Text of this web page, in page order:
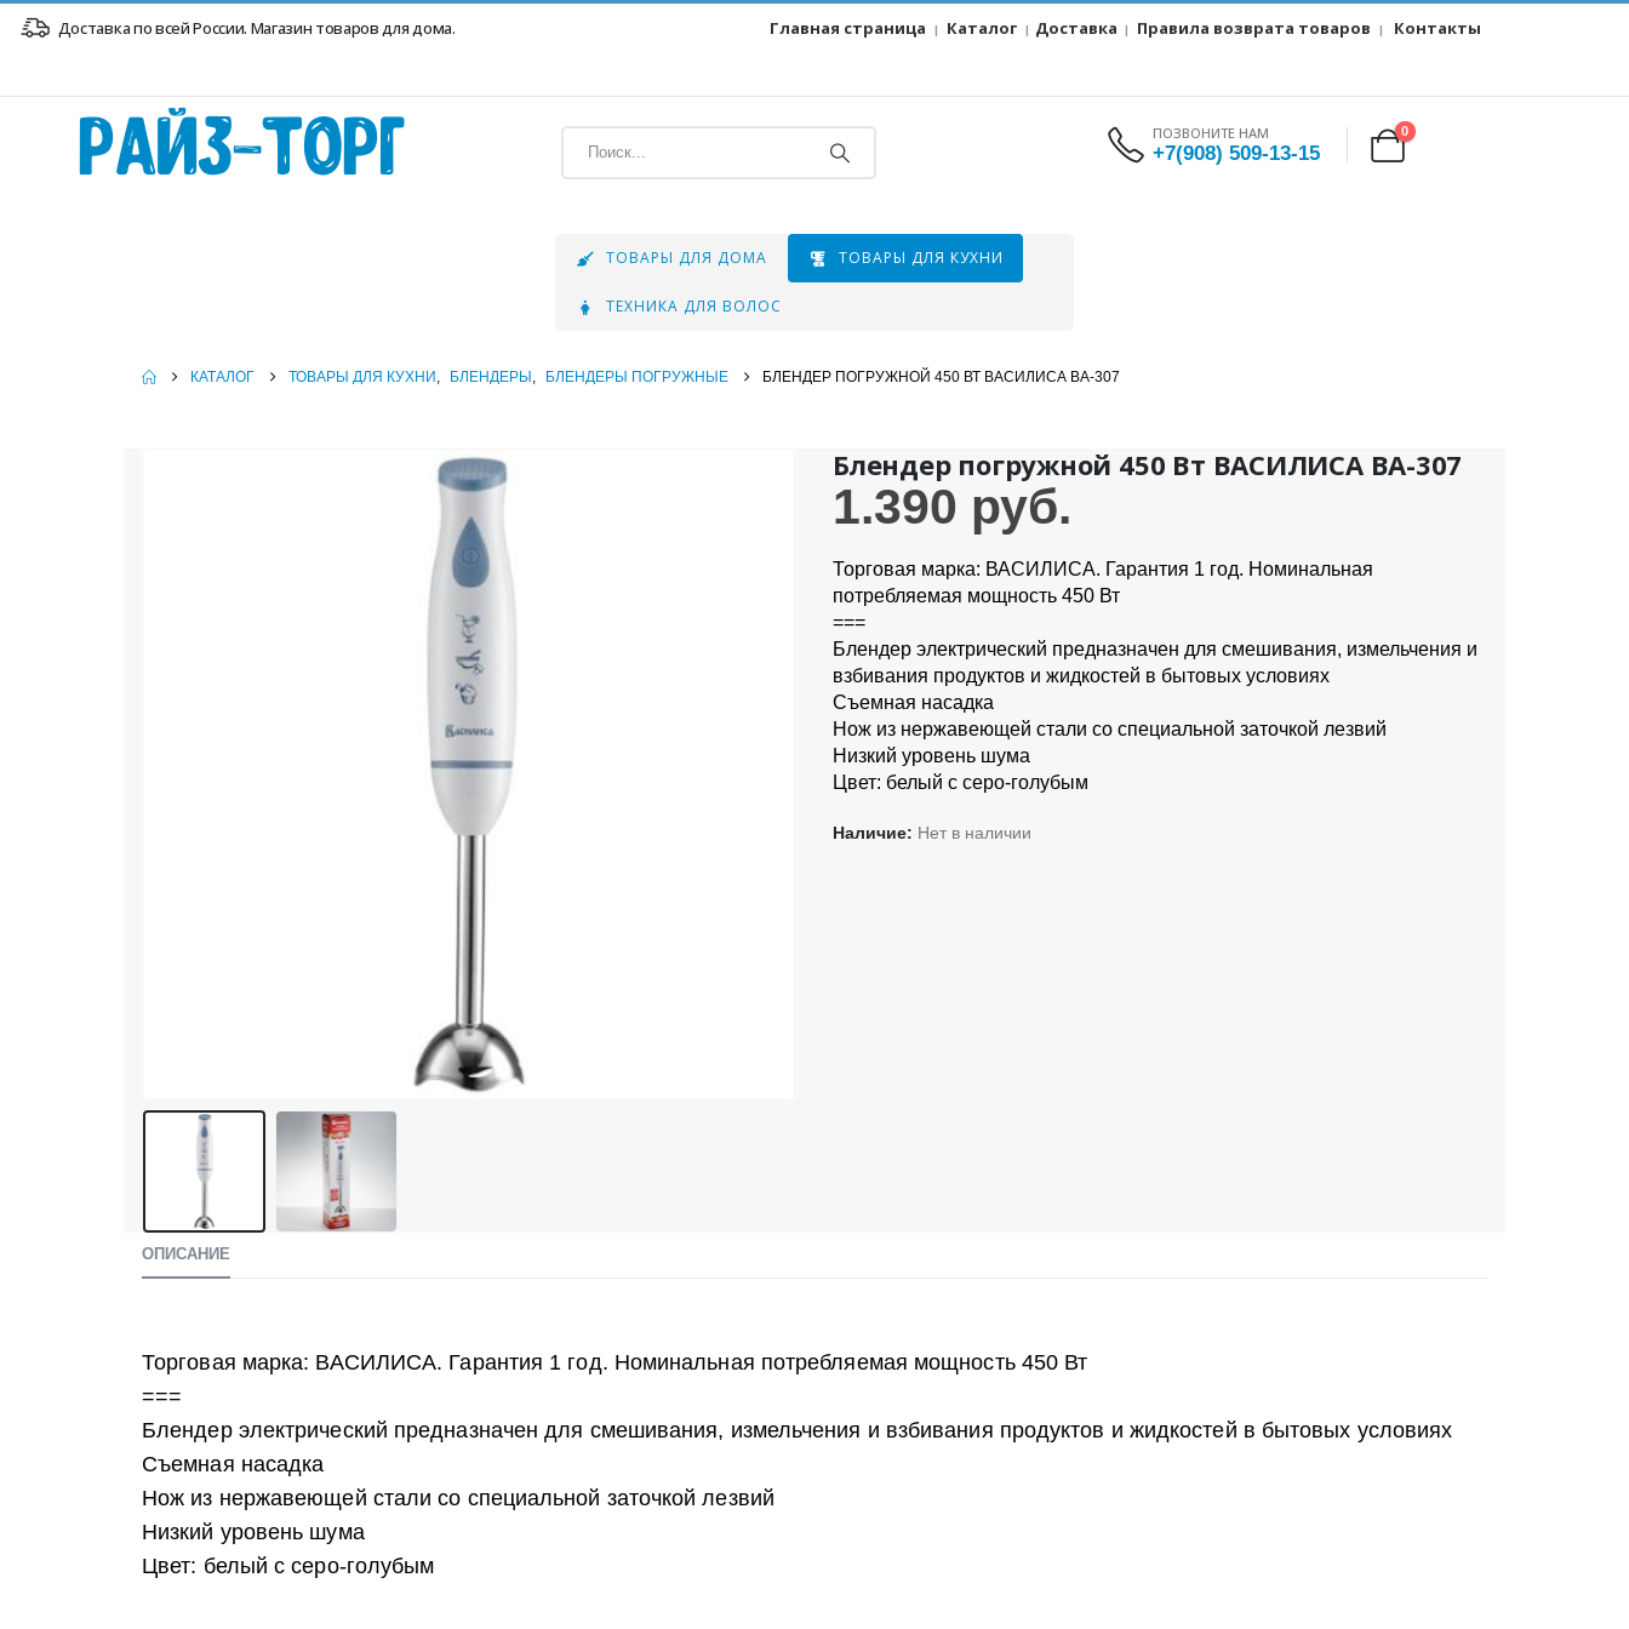
Доставка по всей России. Магазин товаров для дома. Главная страница | Каталог | Доставка | Правила возврата товаров | Контакты
Райз-Торг ПОЗВОНИТЕ НАМ
+7(908) 509-13-15
0
ТОВАРЫ ДЛЯ ДОМА ТОВАРЫ ДЛЯ КУХНИ
ТЕХНИКА ДЛЯ ВОЛОС
КАТАЛОГ ТОВАРЫ ДЛЯ КУХНИ , БЛЕНДЕРЫ , БЛЕНДЕРЫ ПОГРУЖНЫЕ БЛЕНДЕР ПОГРУЖНОЙ 450 ВТ ВАСИЛИСА ВА-307
Блендер погружной 450 Вт ВАСИЛИСА ВА-307
1.390 руб.
Торговая марка: ВАСИЛИСА. Гарантия 1 год. Номинальная
потребляемая мощность 450 Вт
===
Блендер электрический предназначен для смешивания, измельчения и
взбивания продуктов и жидкостей в бытовых условиях
Съемная насадка
Нож из нержавеющей стали со специальной заточкой лезвий
Низкий уровень шума
Цвет: белый с серо-голубым
Наличие: Нет в наличии
ОПИСАНИЕ
Торговая марка: ВАСИЛИСА. Гарантия 1 год. Номинальная потребляемая мощность 450 Вт
===
Блендер электрический предназначен для смешивания, измельчения и взбивания продуктов и жидкостей в бытовых условиях
Съемная насадка
Нож из нержавеющей стали со специальной заточкой лезвий
Низкий уровень шума
Цвет: белый с серо-голубым